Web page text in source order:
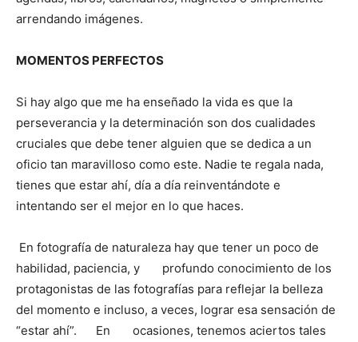
arrendando imágenes.
MOMENTOS PERFECTOS
Si hay algo que me ha enseñado la vida es que la
perseverancia y la determinación son dos cualidades
cruciales que debe tener alguien que se dedica a un
oficio tan maravilloso como este. Nadie te regala nada,
tienes que estar ahí, día a día reinventándote e
intentando ser el mejor en lo que haces.
En fotografía de naturaleza hay que tener un poco de
habilidad, paciencia, y profundo conocimiento de los
protagonistas de las fotografías para reflejar la belleza
del momento e incluso, a veces, lograr esa sensación de
“estar ahí”. En ocasiones, tenemos aciertos tales